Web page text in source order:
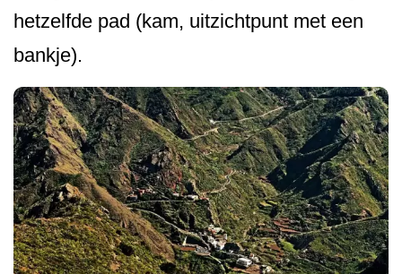
hetzelfde pad (kam, uitzichtpunt met een
bankje).